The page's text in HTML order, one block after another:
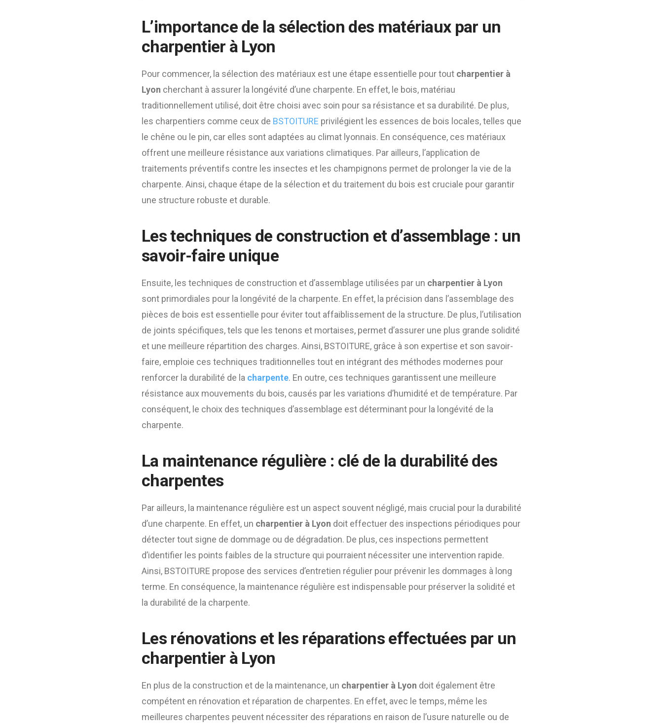
L’importance de la sélection des matériaux par un
charpentier à Lyon
Pour commencer, la sélection des matériaux est une étape essentielle pour tout charpentier à
Lyon cherchant à assurer la longévité d’une charpente. En effet, le bois, matériau
traditionnellement utilisé, doit être choisi avec soin pour sa résistance et sa durabilité. De plus,
les charpentiers comme ceux de BSTOITURE privilégient les essences de bois locales, telles que
le chêne ou le pin, car elles sont adaptées au climat lyonnais. En conséquence, ces matériaux
offrent une meilleure résistance aux variations climatiques. Par ailleurs, l’application de
traitements préventifs contre les insectes et les champignons permet de prolonger la vie de la
charpente. Ainsi, chaque étape de la sélection et du traitement du bois est cruciale pour garantir
une structure robuste et durable.
Les techniques de construction et d’assemblage : un
savoir-faire unique
Ensuite, les techniques de construction et d’assemblage utilisées par un charpentier à Lyon
sont primordiales pour la longévité de la charpente. En effet, la précision dans l’assemblage des
pièces de bois est essentielle pour éviter tout affaiblissement de la structure. De plus, l’utilisation
de joints spécifiques, tels que les tenons et mortaises, permet d’assurer une plus grande solidité
et une meilleure répartition des charges. Ainsi, BSTOITURE, grâce à son expertise et son savoir-
faire, emploie ces techniques traditionnelles tout en intégrant des méthodes modernes pour
renforcer la durabilité de la charpente. En outre, ces techniques garantissent une meilleure
résistance aux mouvements du bois, causés par les variations d’humidité et de température. Par
conséquent, le choix des techniques d’assemblage est déterminant pour la longévité de la
charpente.
La maintenance régulière : clé de la durabilité des
charpentes
Par ailleurs, la maintenance régulière est un aspect souvent négligé, mais crucial pour la durabilité
d’une charpente. En effet, un charpentier à Lyon doit effectuer des inspections périodiques pour
détecter tout signe de dommage ou de dégradation. De plus, ces inspections permettent
d’identifier les points faibles de la structure qui pourraient nécessiter une intervention rapide.
Ainsi, BSTOITURE propose des services d’entretien régulier pour prévenir les dommages à long
terme. En conséquence, la maintenance régulière est indispensable pour préserver la solidité et
la durabilité de la charpente.
Les rénovations et les réparations effectuées par un
charpentier à Lyon
En plus de la construction et de la maintenance, un charpentier à Lyon doit également être
compétent en rénovation et réparation de charpentes. En effet, avec le temps, même les
meilleures charpentes peuvent nécessiter des réparations en raison de l’usure naturelle ou de